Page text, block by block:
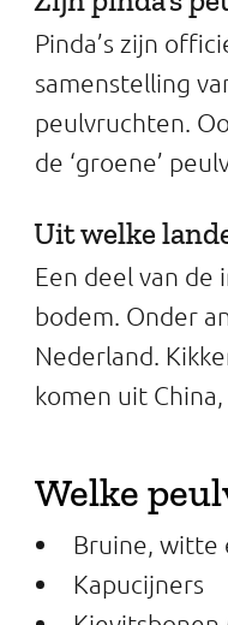
Pinda’s zijn
samenstelling
peulvruchten.
de ‘groene’
Uit welke
Een deel van
bodem. Onder
Nederland.
komen uit
Welke
Bruine, witte
Kapucijners